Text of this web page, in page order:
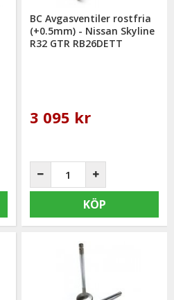
BC Avgasventiler rostfria
(+0.5mm) - Nissan Skyline
R32 GTR RB26DETT
3 095 kr
KÖP